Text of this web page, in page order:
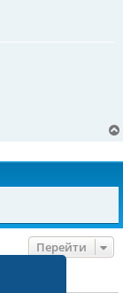
Перейти